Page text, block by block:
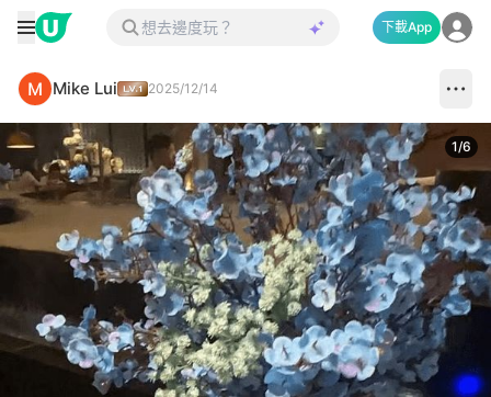
下載App
Mike Lui 2025/12/14
1/6